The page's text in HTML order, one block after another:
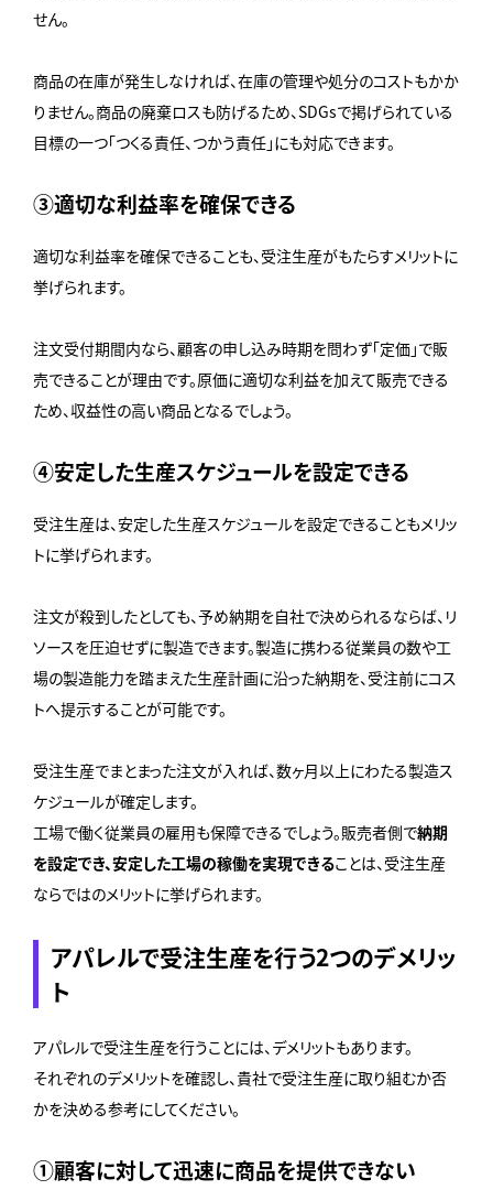
せん。
商品の在庫が発生しなければ、在庫の管理や処分のコストもかか
りません。商品の廃棄ロスも防げるため、SDGsで掲げられている
目標の一つ「つくる責任、つかう責任」にも対応できます。
③適切な利益率を確保できる
適切な利益率を確保できることも、受注生産がもたらすメリットに
挙げられます。
注文受付期間内なら、顧客の申し込み時期を問わず「定価」で販
売できることが理由です。原価に適切な利益を加えて販売できる
ため、収益性の高い商品となるでしょう。
④安定した生産スケジュールを設定できる
受注生産は、安定した生産スケジュールを設定できることもメリッ
トに挙げられます。
注文が殺到したとしても、予め納期を自社で決められるならば、リ
ソースを圧迫せずに製造できます。製造に携わる従業員の数や工
場の製造能力を踏まえた生産計画に沿った納期を、受注前にコス
トへ提示することが可能です。
受注生産でまとまった注文が入れば、数ヶ月以上にわたる製造ス
ケジュールが確定します。
工場で働く従業員の雇用も保障できるでしょう。販売者側で納期
を設定でき、安定した工場の稼働を実現できることは、受注生産
ならではのメリットに挙げられます。
アパレルで受注生産を行う2つのデメリッ
ト
アパレルで受注生産を行うことには、デメリットもあります。
それぞれのデメリットを確認し、貴社で受注生産に取り組むか否
かを決める参考にしてください。
①顧客に対して迅速に商品を提供できない